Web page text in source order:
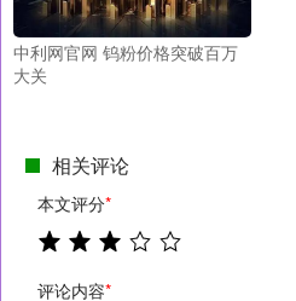
中利网官网 钨粉价格突破百万
大关
相关评论
本文评分*
评论内容*